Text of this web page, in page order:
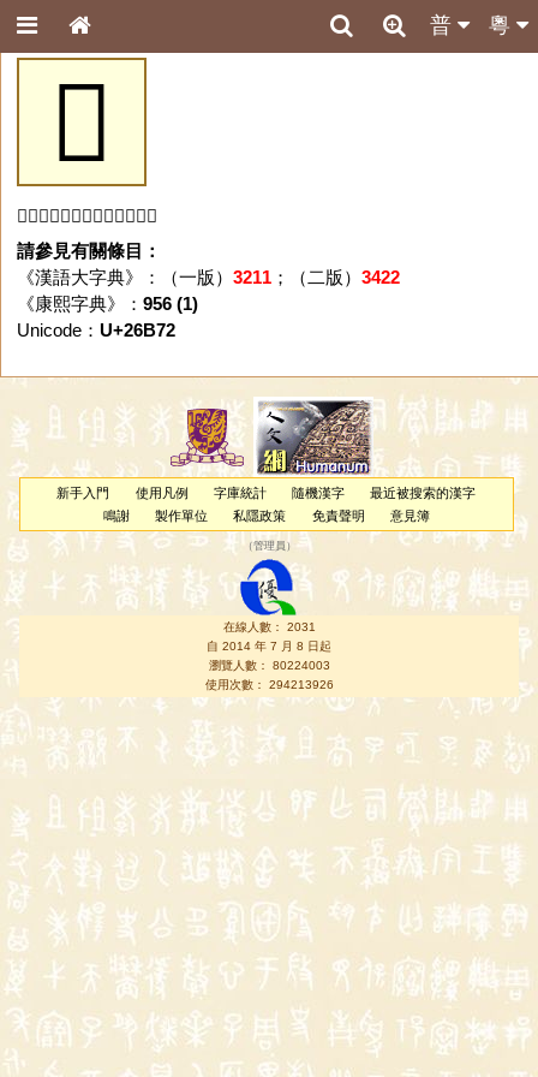
粵
普
𦭲
「𦭲」字未收錄於本資料庫。
請參見有關條目：
《漢語大字典》：（一版） 3211；（二版） 3422
《康熙字典》： 956 (1)
Unicode： U+26B72
新手入門 使用凡例 字庫統計 隨機漢字
最近被搜索的漢字
鳴謝
製作單位 私隱政策 免責聲明 意見簿
（管理員 ）
在線人數： 2031
自 2014 年 7 月 8 日起
瀏覽人數： 80224003
使用次數： 294213926